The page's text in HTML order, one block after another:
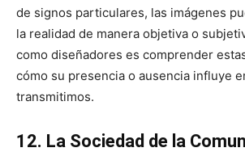
de signos particulares, las imágenes
la realidad de manera objetiva o
como diseñadores es comprender
cómo su presencia o ausencia influye
transmitimos.
12. La Sociedad de la